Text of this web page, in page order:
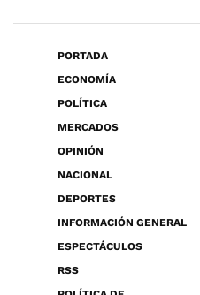
PORTADA
ECONOMÍA
POLÍTICA
MERCADOS
OPINIÓN
NACIONAL
DEPORTES
INFORMACIÓN GENERAL
ESPECTÁCULOS
RSS